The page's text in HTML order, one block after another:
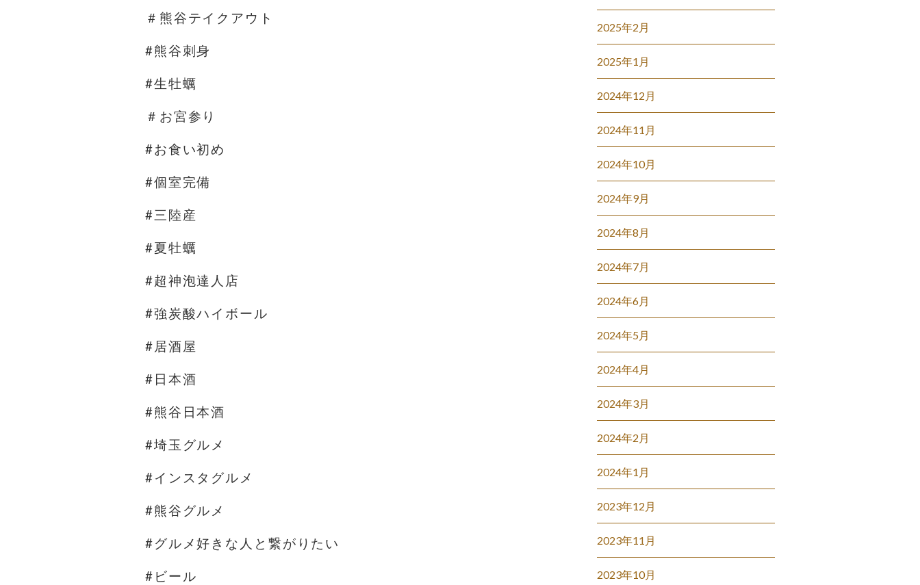
＃熊谷テイクアウト
#熊谷刺身
#生牡蠣
＃お宮参り
#お食い初め
#個室完備
#三陸産
#夏牡蠣
#超神泡達人店
#強炭酸ハイボール
#居酒屋
#日本酒
#熊谷日本酒
#埼玉グルメ
#インスタグルメ
#熊谷グルメ
#グルメ好きな人と繋がりたい
#ビール
2025年2月
2025年1月
2024年12月
2024年11月
2024年10月
2024年9月
2024年8月
2024年7月
2024年6月
2024年5月
2024年4月
2024年3月
2024年2月
2024年1月
2023年12月
2023年11月
2023年10月